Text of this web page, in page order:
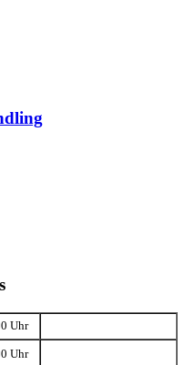
Uhr
Uhr